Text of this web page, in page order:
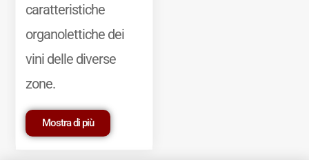
caratteristiche
organolettiche dei
vini delle diverse
zone.
Mostra di più